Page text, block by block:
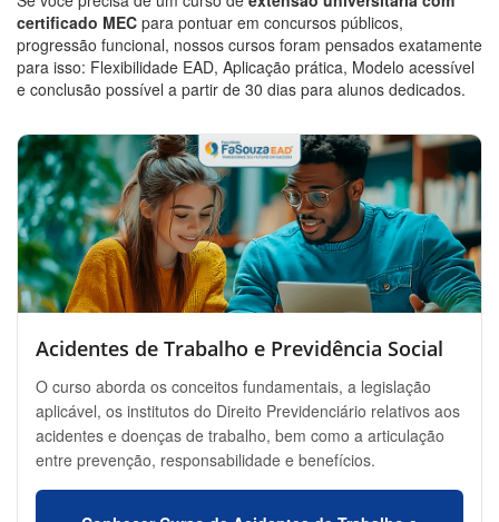
certificado MEC para pontuar em concursos públicos,
progressão funcional, nossos cursos foram pensados exatamente
para isso: Flexibilidade EAD, Aplicação prática, Modelo acessível
e conclusão possível a partir de 30 dias para alunos dedicados.
Acidentes de Trabalho e Previdência Social
O curso aborda os conceitos fundamentais, a legislação
aplicável, os institutos do Direito Previdenciário relativos aos
acidentes e doenças de trabalho, bem como a articulação
entre prevenção, responsabilidade e benefícios.